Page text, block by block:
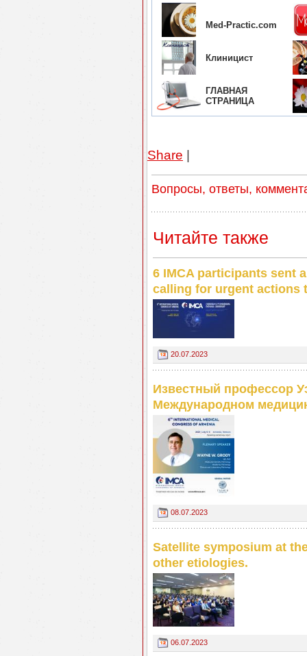
Med-Practic.com
Клиницист
ГЛАВНАЯ
СТРАНИЦА
Share |
Вопросы, ответы,
Читайте также
6 IMCA participants sent
calling for urgent actions
20.07.2023
Известный профессор
Международном
08.07.2023
Satellite symposium at
other etiologies.
06.07.2023